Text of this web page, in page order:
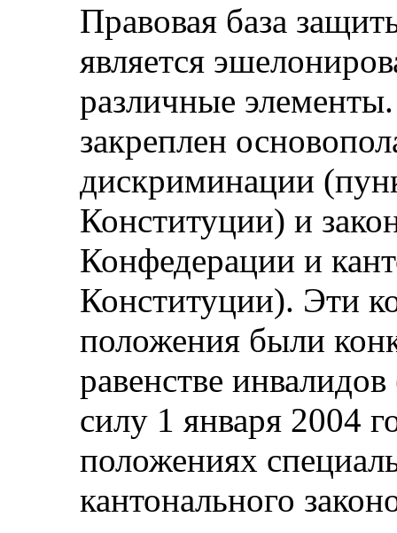
Правовая база
является
различные
закреплен
дискриминации
Конституции) и
Конфедерации и
Конституции). Эти
положения были
равенстве
силу 1 января 2004
положениях
кантонального